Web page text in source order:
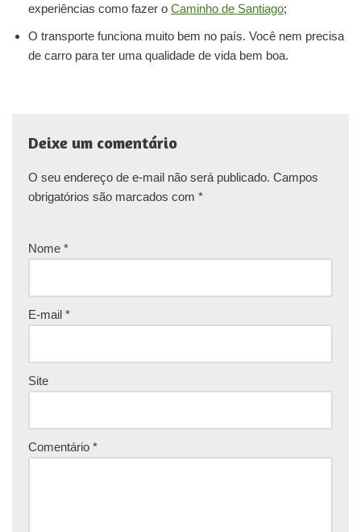
experiências como fazer o Caminho de Santiago;
O transporte funciona muito bem no país. Você nem precisa
de carro para ter uma qualidade de vida bem boa.
Deixe um comentário
O seu endereço de e-mail não será publicado. Campos
obrigatórios são marcados com *
Nome *
E-mail *
Site
Comentário *